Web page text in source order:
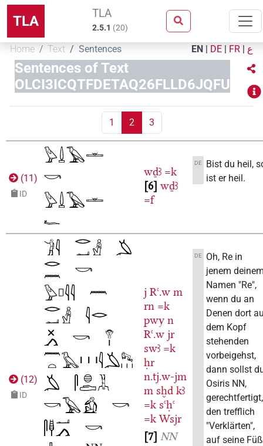
TLA TLA
2.5.1 (20)
Home Text Sentences EN | DE | FR | ع
Sentences of Text
OLCI3ICQTFDETAQ26FLLD6JQFU
1 2 3
(11)
ID
wḏꜣ =k
6 wḏꜣ
=f
DE
Bist du heil,
ist er heil.
(12)
ID
j Rꜥ.w m
rn =k
pwy n
Rꜥ.w jr
swꜣ =k
ḥr
n.tj.w-jm
m sḫd kꜣ
=k sꜥḥꜥ
=k Wsjr
7 NN
DE
Oh, Re in
jenem
Namen "Re",
wenn du an
Denen dort
dem Kopf
stehenden
vorbeigehst,
dann sollst
Osiris NN,
gerechtfertigt,
den trefflich
"Verklärten",
auf seine